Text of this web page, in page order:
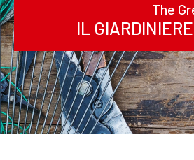
The
IL